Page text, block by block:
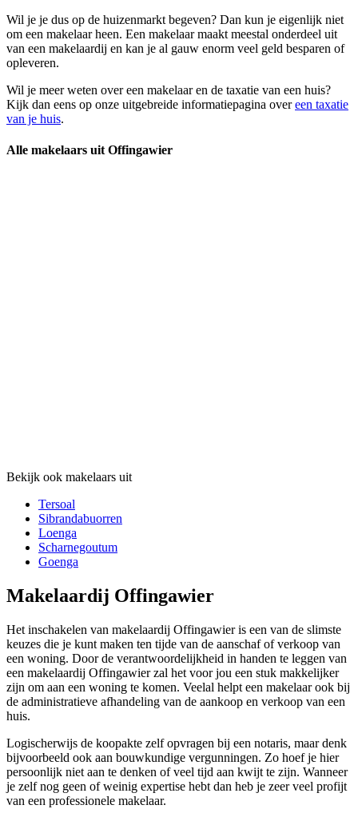
Wil je je dus op de huizenmarkt begeven? Dan kun je eigenlijk niet
om een makelaar heen. Een makelaar maakt meestal onderdeel uit
van een makelaardij en kan je al gauw enorm veel geld besparen of
opleveren.
Wil je meer weten over een makelaar en de taxatie van een huis?
Kijk dan eens op onze uitgebreide informatiepagina overeen taxatie
van je huis.
Alle makelaars uit Offingawier
Bekijk ook makelaars uit
Tersoal
Sibrandabuorren
Loenga
Scharnegoutum
Goenga
Makelaardij Offingawier
Het inschakelen van makelaardij Offingawier is een van de slimste
keuzes die je kunt maken ten tijde van de aanschaf of verkoop van
een woning. Door de verantwoordelijkheid in handen te leggen van
een makelaardij Offingawier zal het voor jou een stuk makkelijker
zijn om aan een woning te komen. Veelal helpt een makelaar ook bij
de administratieve afhandeling van de aankoop en verkoop van een
huis.
Logischerwijs de koopakte zelf opvragen bij een notaris, maar denk
bijvoorbeeld ook aan bouwkundige vergunningen. Zo hoef je hier
persoonlijk niet aan te denken of veel tijd aan kwijt te zijn. Wanneer
je zelf nog geen of weinig expertise hebt dan heb je zeer veel profijt
van een professionele makelaar.